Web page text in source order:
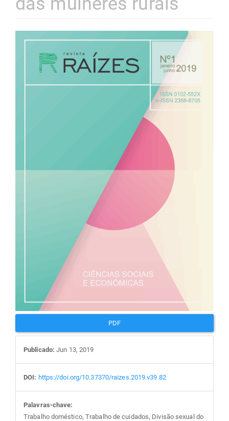
Barra
lateral
de
PDF
Publicado: Jun 13, 2019
DOI: https://doi.org/10.37370/raizes.2019.v39.82
Palavras-chave:
Trabalho doméstico, Trabalho de cuidados, Divisão sexual do